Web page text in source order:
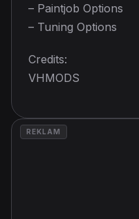
– Paintjob Options
– Tuning Options
Credits:
VHMODS
REKLAM